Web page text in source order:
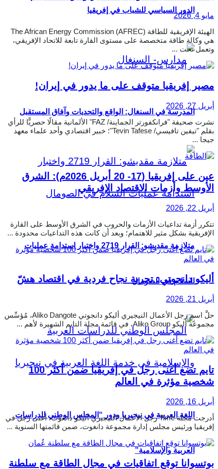
الدور السياسي للشباب في إفريقيا
المدرسة في السنغال: الواقع والتحديات وآفاق المستقبل
متلازمة مقديشو: القرار 2719 واختبار استدامة عمليات
السلام في الصومال
اللغة العربية في نيجيريا ودور “المجلس الوطني للدراسات
العربية والإسلامية”
مايو 4, 2026
الهيئة الإفريقية للطاقة The African Energy Commission (AFREC)
هي وكالة طاقة متخصصة على مستوى القارة تابعة للاتحاد الإفريقي،
وتعمل تحت ...
مصير إفريقيا متوقف على ما يدور في إيران!
أبريل 27, 2026
نشرت صحيفة "فرانكفورتر الجماينة/ FAZ" الألمانية مقالًا حصريًّا للرأي
بقلم "تيفين تافيسي/ Tevin Tafese"؛ خبير اقتصادي وأحد علماء معهد
جيجا ...
عين على إفريقيا (17- 20 أبريل 2026م): الشرق
الأوسط وأزمات الاقتصاد الإفريقي
أبريل 22, 2026
تتكرر أزمة تداعيات الأزمات والحروب في الشرق الأوسط على القارة
الإفريقية بشكل مثير للاهتمام؛ وبعد أن كانت هذه التداعيات محدودة ...
أليكو دانجوتي: تجربة نجاح فردية في اقتصاد هشّ
أبريل 21, 2026
حلَّ اسم رجل الأعمال النيجيري أليكو دانجوتي Aliko Dangote، مُؤسِّس
مجموعة أليكو Aliko Group، في قائمة مجلة التايم الشهيرة لأهم ...
تايم تضع أغنى رجل في إفريقيا ضمن أكثر 100
شخصية مؤثرة في العالم
أبريل 16, 2026
أدرجت مجلة Time رجل الأعمال النيجيري أليكو دانغوت، أغنى رجل في
إفريقيا ورئيس مجلس إدارة مجموعة دانغوت، ضمن قائمتها السنوية ...
بوتسوانا توقع اتفاقيات في مجال الطاقة مع سلطنة